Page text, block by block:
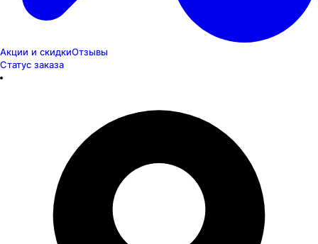
Акции и скидкиОтзывы
Статус заказа